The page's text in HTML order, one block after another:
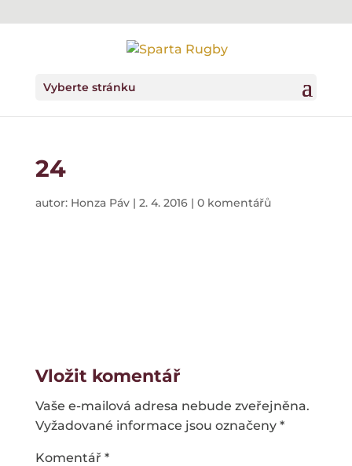
Vyberte stránku
24
autor: Honza Páv| 2. 4. 2016| 0 komentářů
Vložit komentář
Vaše e-mailová adresa nebude zveřejněna.
Vyžadované informace jsou označeny *
Komentář *